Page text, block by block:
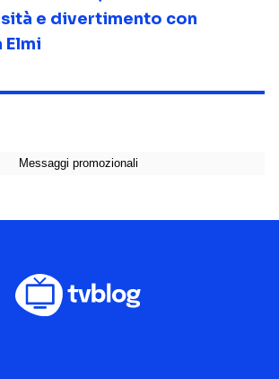
e divertimento con
Elmi